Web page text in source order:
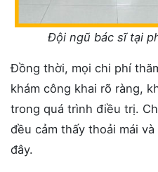
Đội ngũ bác sĩ tại
Đồng thời, mọi chi phí
khám công khai rõ ràng,
trong quá trình điều trị.
đều cảm thấy thoải mái
đây.